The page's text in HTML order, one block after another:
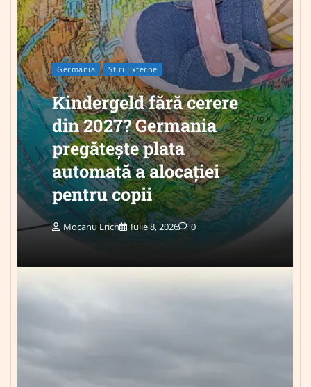
Germania Știri Externe
Kindergeld fără cerere
din 2027? Germania
pregătește plata
automată a alocației
pentru copii
Mocanu Erich Iulie 8, 2026 0